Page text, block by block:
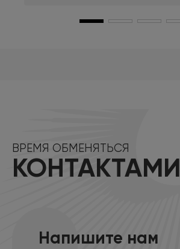
ВРЕМЯ ОБМЕНЯТЬСЯ
КОНТАКТАМИ
Напишите нам